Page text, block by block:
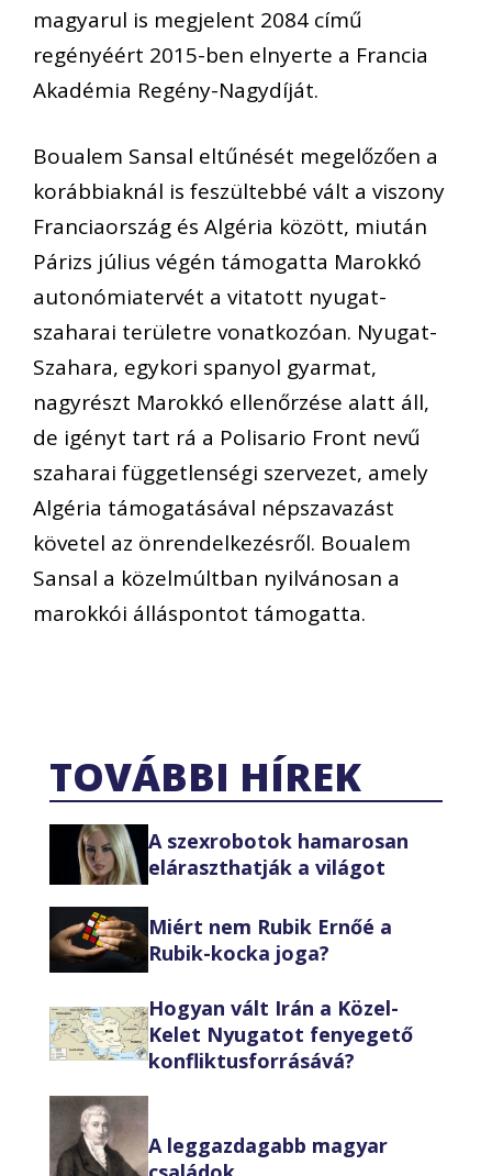
magyarul is megjelent 2084 című
regényéért 2015-ben elnyerte a Francia
Akadémia Regény-Nagydíját.
Boualem Sansal eltűnését megelőzően a
korábbiaknál is feszültebbé vált a viszony
Franciaország és Algéria között, miután
Párizs július végén támogatta Marokkó
autonómiatervét a vitatott nyugat-
szaharai területre vonatkozóan. Nyugat-
Szahara, egykori spanyol gyarmat,
nagyrészt Marokkó ellenőrzése alatt áll,
de igényt tart rá a Polisario Front nevű
szaharai függetlenségi szervezet, amely
Algéria támogatásával népszavazást
követel az önrendelkezésről. Boualem
Sansal a közelmúltban nyilvánosan a
marokkói álláspontot támogatta.
TOVÁBBI HÍREK
A szexrobotok hamarosan
eláraszthatják a világot
Miért nem Rubik Ernőé a
Rubik-kocka joga?
Hogyan vált Irán a Közel-
Kelet Nyugatot fenyegető
konfliktusforrásává?
A leggazdagabb magyar